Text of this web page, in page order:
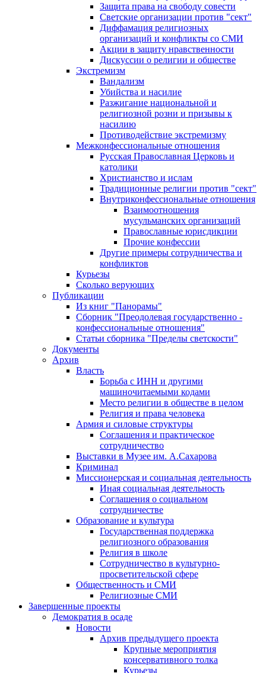
Защита права на свободу совести
Светские организации против "сект"
Диффамация религиозных
организаций и конфликты со СМИ
Акции в защиту нравственности
Дискуссии о религии и обществе
Экстремизм
Вандализм
Убийства и насилие
Разжигание национальной и
религиозной розни и призывы к
насилию
Противодействие экстремизму
Межконфессиональные отношения
Русская Православная Церковь и
католики
Христианство и ислам
Традиционные религии против "сект"
Внутриконфессиональные отношения
Взаимоотношения
мусульманских организаций
Православные юрисдикции
Прочие конфессии
Другие примеры сотрудничества и
конфликтов
Курьезы
Сколько верующих
Публикации
Из книг "Панорамы"
Сборник "Преодолевая государственно -
конфессиональные отношения"
Статьи сборника "Пределы светскости"
Документы
Архив
Власть
Борьба с ИНН и другими
машиночитаемыми кодами
Место религии в обществе в целом
Религия и права человека
Армия и силовые структуры
Соглашения и практическое
сотрудничество
Выставки в Музее им. А.Сахарова
Криминал
Миссионерская и социальная деятельность
Иная социальная деятельность
Соглашения о социальном
сотрудничестве
Образование и культура
Государственная поддержка
религиозного образования
Религия в школе
Сотрудничество в культурно-
просветительской сфере
Общественность и СМИ
Религиозные СМИ
Завершенные проекты
Демократия в осаде
Новости
Архив предыдущего проекта
Крупные мероприятия
консервативного толка
Курьезы